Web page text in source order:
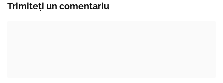
Trimiteți un comentariu